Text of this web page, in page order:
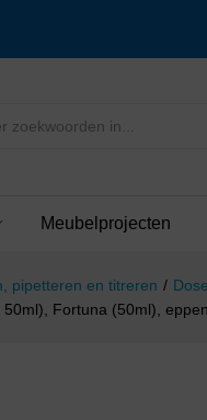
Meubelprojecten
pipetteren en titreren /
Fortuna (50ml),